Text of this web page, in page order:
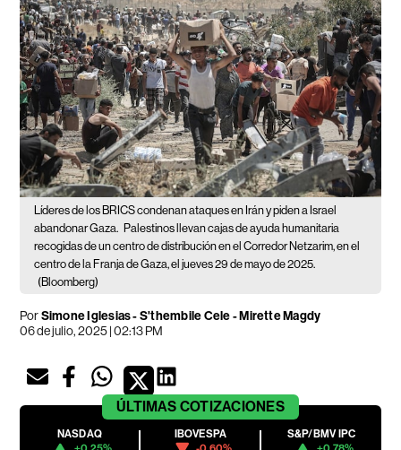
Líderes de los BRICS condenan ataques en Irán y piden a Israel
abandonar Gaza. Palestinos llevan cajas de ayuda humanitaria
recogidas de un centro de distribución en el Corredor Netzarim, en el
centro de la Franja de Gaza, el jueves 29 de mayo de 2025.
(Bloomberg)
PorSimone Iglesias - S'thembile Cele - Mirette Magdy
06 de julio, 2025 | 02:13 PM
ÚLTIMAS COTIZACIONES
NASDAQ
IBOVESPA
S&P/BMV IPC